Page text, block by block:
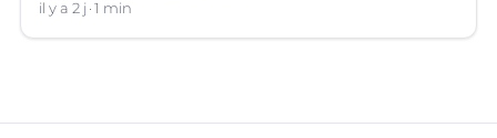
il y a 2 j 1 min